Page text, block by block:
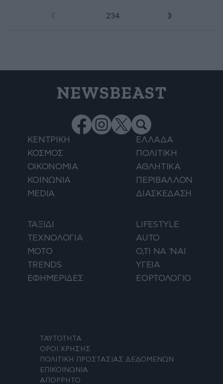
234
NEWSBEAST
ΚΕΝΤΡΙΚΗ
ΕΛΛΑΔΑ
ΚΟΣΜΟΣ
ΠΟΛΙΤΙΚΗ
ΟΙΚΟΝΟΜΙΑ
ΑΘΛΗΤΙΚΑ
ΚΟΙΝΩΝΙΑ
ΠΕΡΙΒΑΛΛΟΝ
MEDIA
ΔΙΑΣΚΕΔΑΣΗ
ΤΑΞΙΔΙ
LIFESTYLE
ΤΕΧΝΟΛΟΓΙΑ
AUTO
ΜΟΤΟ
Ο,ΤΙ ΝΑ 'ΝΑΙ
TRENDS
ΥΓΕΙΑ
ΕΦΗΜΕΡΙΔΕΣ
ΕΟΡΤΟΛΟΓΙΟ
ΤΑΥΤΟΤΗΤΑ
ΟΡΟΙ ΧΡΗΣΗΣ
ΠΟΛΙΤΙΚΗ ΠΡΟΣΤΑΣΙΑΣ ΔΕΔΟΜΕΝΩΝ
ΕΠΙΚΟΙΝΩΝΙΑ
ΑΠΟΡΡΗΤΟ